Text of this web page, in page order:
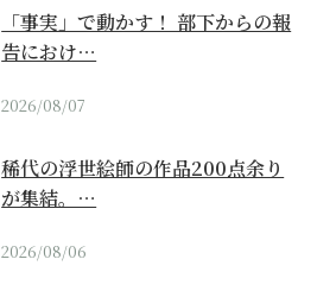
「事実」で動かす！ 部下からの報
告におけ…
2026/08/07
稀代の浮世絵師の作品200点余り
が集結。…
2026/08/06